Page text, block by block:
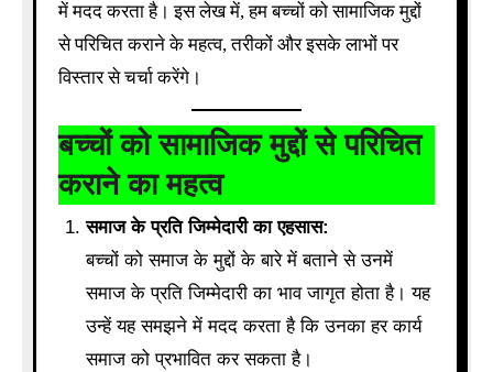
में मदद करता है। इस लेख में, हम बच्चों को सामाजिक मुद्दों
से परिचित कराने के महत्व, तरीकों और इसके लाभों पर
विस्तार से चर्चा करेंगे।
बच्चों को सामाजिक मुद्दों से परिचित
कराने का महत्व
समाज के प्रति जिम्मेदारी का एहसास:
बच्चों को समाज के मुद्दों के बारे में बताने से उनमें
समाज के प्रति जिम्मेदारी का भाव जागृत होता है। यह
उन्हें यह समझने में मदद करता है कि उनका हर कार्य
समाज को प्रभावित कर सकता है।